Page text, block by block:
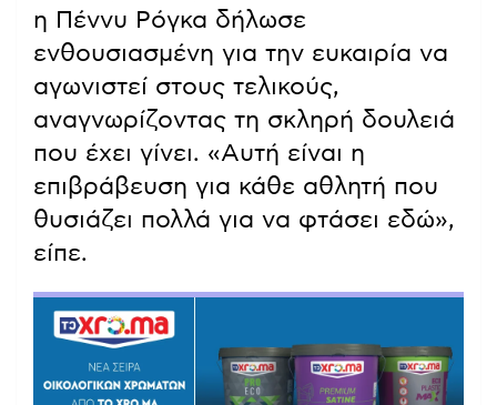
η Πέννυ Ρόγκα δήλωσε
ενθουσιασμένη για την ευκαιρία να
αγωνιστεί στους τελικούς,
αναγνωρίζοντας τη σκληρή δουλειά
που έχει γίνει. «Αυτή είναι η
επιβράβευση για κάθε αθλητή που
θυσιάζει πολλά για να φτάσει εδώ»,
είπε.